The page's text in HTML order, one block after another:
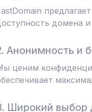
домена и
Анонимность и
ценим
Широкий выбор